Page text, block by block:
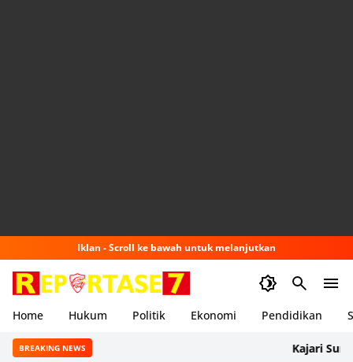
Iklan - Scroll ke bawah untuk melanjutkan
Home Hukum Politik Ekonomi Pendidikan
BREAKING NEWS Kajari